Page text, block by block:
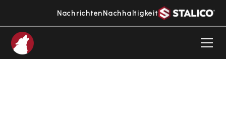
NachrichtenNachhaltigkeit